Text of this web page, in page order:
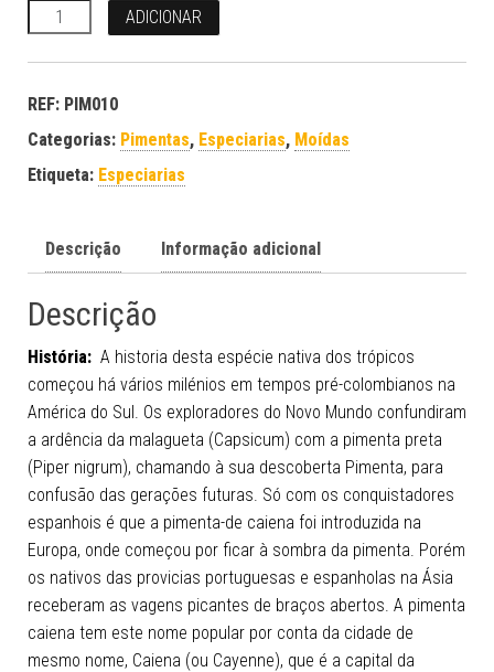
Quantidade ADICIONAR
REF: PIM010
Categorias: Pimentas, Especiarias, Moídas
Etiqueta: Especiarias
Descrição Informação adicional
Descrição
História: A historia desta espécie nativa dos trópicos
começou há vários milénios em tempos pré-colombianos na
América do Sul. Os exploradores do Novo Mundo confundiram
a ardência da malagueta (Capsicum) com a pimenta preta
(Piper nigrum), chamando à sua descoberta Pimenta, para
confusão das gerações futuras. Só com os conquistadores
espanhois é que a pimenta-de caiena foi introduzida na
Europa, onde começou por ficar à sombra da pimenta. Porém
os nativos das provicias portuguesas e espanholas na Ásia
receberam as vagens picantes de braços abertos. A pimenta
caiena tem este nome popular por conta da cidade de
mesmo nome, Caiena (ou Cayenne), que é a capital da